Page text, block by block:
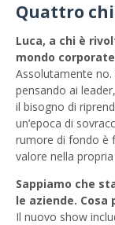
Quattro
Luca, a chi è
mondo
Assolutamente no.
pensando ai
il bisogno di
un’epoca di
rumore di fondo è
valore nella
Sappiamo che
le aziende. Cosa
Il nuovo show